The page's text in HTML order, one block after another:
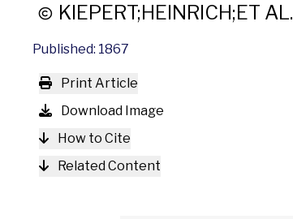
KIEPERT;HEINRICH;ET AL.
Published: 1867
Print Article
Download Image
How to Cite
Related Content